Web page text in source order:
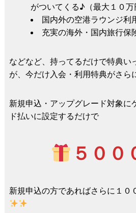
がついてくる♪（最大１０万
国内外の空港ラウンジ利
充実の海外・国内旅行保
などなど、持ってるだけで特典い
が、今だけ入会・利用特典がさら
新規申込・アップグレード対象に
ド払いに設定するだけで
５００
新規申込の方であればさらに１０